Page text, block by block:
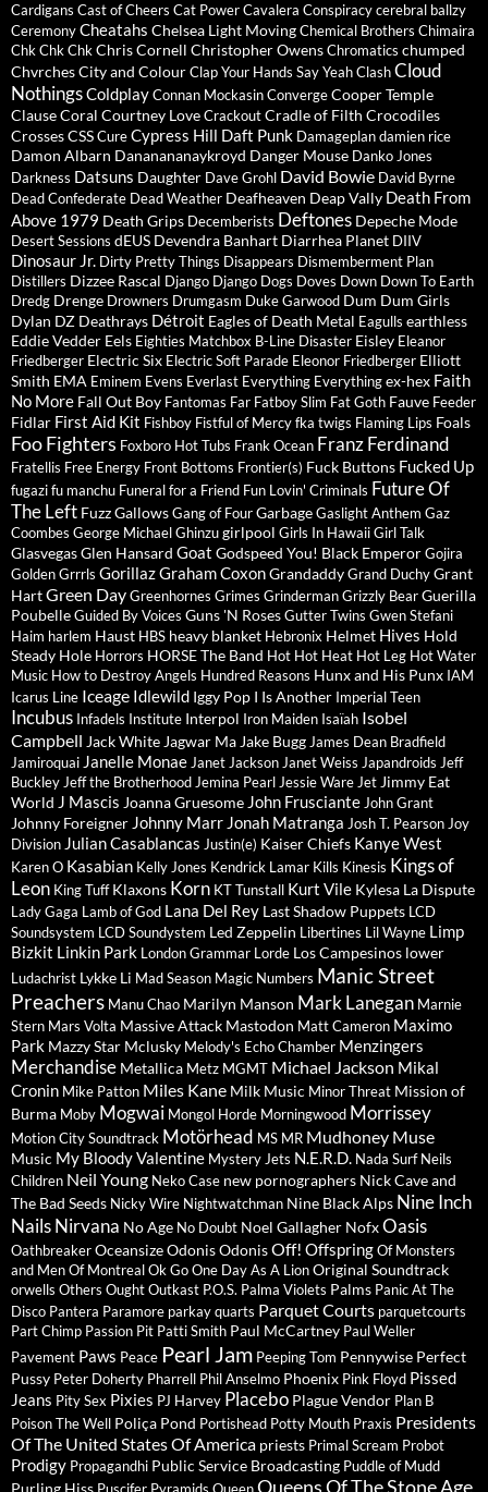
Cardigans Cast of Cheers Cat PowerCavalera Conspiracycerebral ballzy
CeremonyCheatahs Chelsea Light MovingChemical Brothers Chimaira
Chk Chk ChkChris Cornell Christopher OwensChromatics chumped
ChvrchesCity and ColourClap Your Hands Say YeahClashCloud
NothingsColdplayConnan MockasinConvergeCooper Temple
ClauseCoral Courtney LoveCrackoutCradle of Filth Crocodiles
CrossesCSSCureCypress Hill Daft Punk Damageplandamien rice
Damon Albarn Dananananaykroyd Danger Mouse Danko Jones
Darkness Datsuns Daughter Dave Grohl David Bowie David Byrne
Dead Confederate Dead Weather Deafheaven Deap Vally Death From
Above 1979 Death Grips Decemberists Deftones Depeche Mode
Desert Sessions dEUS Devendra Banhart Diarrhea Planet DIIV
Dinosaur Jr. Dirty Pretty Things Disappears Dismemberment Plan
Distillers Dizzee Rascal Django Django Dogs Doves Down Down To Earth
Dredg Drenge Drowners Drumgasm Duke Garwood Dum Dum Girls
Dylan DZ Deathrays Détroit Eagles of Death Metal Eagulls earthless
Eddie Vedder Eels Eighties Matchbox B-Line Disaster Eisley Eleanor
Friedberger Electric Six Electric Soft Parade Eleonor Friedberger Elliott
Smith EMA Eminem Evens Everlast Everything Everythingex-hex Faith
No More Fall Out Boy Fantomas Far Fatboy Slim Fat Goth Fauve Feeder
Fidlar First Aid Kit Fishboy Fistful of Mercyfka twigs Flaming Lips Foals
Foo Fighters Foxboro Hot Tubs Frank Ocean Franz Ferdinand
Fratellis Free Energy Front Bottoms Frontier(s) Fuck Buttons Fucked Up
fugazifu manchu Funeral for a Friend Fun Lovin' Criminals Future Of
The Left FuzzGallowsGang of FourGarbageGaslight Anthem Gaz
Coombes George MichaelGhinzugirlpool Girls In HawaiiGirl Talk
GlasvegasGlen Hansard Goat Godspeed You! Black EmperorGojira
Golden Grrrls GorillazGraham CoxonGrandaddyGrand DuchyGrant
HartGreen DayGreenhornes Grimes GrindermanGrizzly BearGuerilla
PoubelleGuided By Voices Guns 'N RosesGutter Twins Gwen Stefani
Haim harlem Haust HBS heavy blanket Hebronix Helmet Hives Hold
Steady Hole Horrors HORSE The Band Hot Hot Heat Hot Leg Hot Water
Music How to Destroy Angels Hundred Reasons Hunx and His Punx IAM
Icarus Line Iceage Idlewild Iggy Pop I Is Another Imperial Teen
Incubus Infadels Institute Interpol Iron Maiden Isaïah Isobel
Campbell Jack White Jagwar Ma Jake Bugg James Dean Bradfield
Jamiroquai Janelle Monae Janet Jackson Janet Weiss Japandroids Jeff
Buckley Jeff the Brotherhood Jemina Pearl Jessie Ware Jet Jimmy Eat
World J Mascis Joanna Gruesome John Frusciante John Grant
Johnny Foreigner Johnny Marr Jonah Matranga Josh T. Pearson Joy
Division Julian Casablancas Justin(e) Kaiser Chiefs Kanye West
Karen O Kasabian Kelly Jones Kendrick Lamar Kills Kinesis Kings of
Leon King Tuff Klaxons Korn KT Tunstall Kurt Vile Kylesa La Dispute
Lady Gaga Lamb of God Lana Del Rey Last Shadow Puppets LCD
Soundsystem LCD Soundystem Led Zeppelin Libertines Lil Wayne Limp
Bizkit Linkin Park London Grammar Lorde Los Campesinos lower
Ludachrist Lykke Li Mad Season Magic Numbers Manic Street
Preachers Manu Chao Marilyn Manson Mark Lanegan Marnie
Stern Mars Volta Massive Attack Mastodon Matt Cameron Maximo
Park Mazzy Star Mclusky Melody's Echo Chamber Menzingers
Merchandise Metallica Metz MGMT Michael Jackson Mikal
Cronin Mike Patton Miles Kane Milk Music Minor Threat Mission of
Burma Moby Mogwai Mongol Horde Morningwood Morrissey
Motion City Soundtrack Motörhead MS MR Mudhoney Muse
Music My Bloody Valentine Mystery Jets N.E.R.D. Nada Surf Neils
Children Neil Young Neko Case new pornographers Nick Cave and
The Bad Seeds Nicky Wire Nightwatchman Nine Black Alps Nine Inch
Nails Nirvana No Age No Doubt Noel Gallagher NofxOasis
OathbreakerOceansizeOdonis OdonisOff! OffspringOf Monsters
and MenOf MontrealOk GoOne Day As A LionOriginal Soundtrack
orwells Others OughtOutkast P.O.S. Palma Violets Palms Panic At The
Disco Pantera Paramore parkay quarts Parquet Courts parquetcourts
Part Chimp Passion Pit Patti Smith Paul McCartney Paul Weller
Pavement Paws Peace Pearl Jam Peeping Tom Pennywise Perfect
Pussy Peter Doherty Pharrell Phil Anselmo Phoenix Pink Floyd Pissed
Jeans Pity Sex Pixies PJ Harvey Placebo Plague Vendor Plan B
Poison The Well Poliça Pond Portishead Potty Mouth Praxis Presidents
Of The United States Of America priests Primal Scream Probot
Prodigy Propagandhi Public Service Broadcasting Puddle of Mudd
Purling Hiss Queens Of The Stone Age